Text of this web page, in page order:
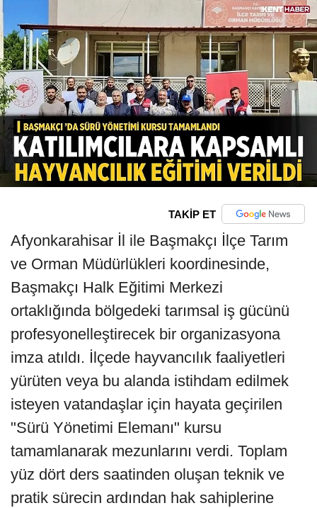
TAKİP ET
Afyonkarahisar İl ile Başmakçı İlçe Tarım
ve Orman Müdürlükleri koordinesinde,
Başmakçı Halk Eğitimi Merkezi
ortaklığında bölgedeki tarımsal iş gücünü
profesyonelleştirecek bir organizasyona
imza atıldı. İlçede hayvancılık faaliyetleri
yürüten veya bu alanda istihdam edilmek
isteyen vatandaşlar için hayata geçirilen
"Sürü Yönetimi Elemanı" kursu
tamamlanarak mezunlarını verdi. Toplam
yüz dört ders saatinden oluşan teknik ve
pratik sürecin ardından hak sahiplerine